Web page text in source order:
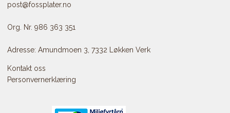
post@fossplater.no
Org. Nr. 986 363 351
Adresse: Amundmoen 3, 7332 Løkken Verk
Kontakt oss
Personvernerklæring